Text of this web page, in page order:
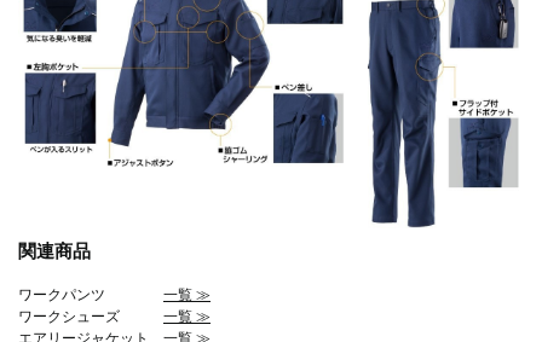
関連商品
ワークパンツ 一覧 ≫
ワークシューズ 一覧 ≫
エアリージャケット 一覧 ≫